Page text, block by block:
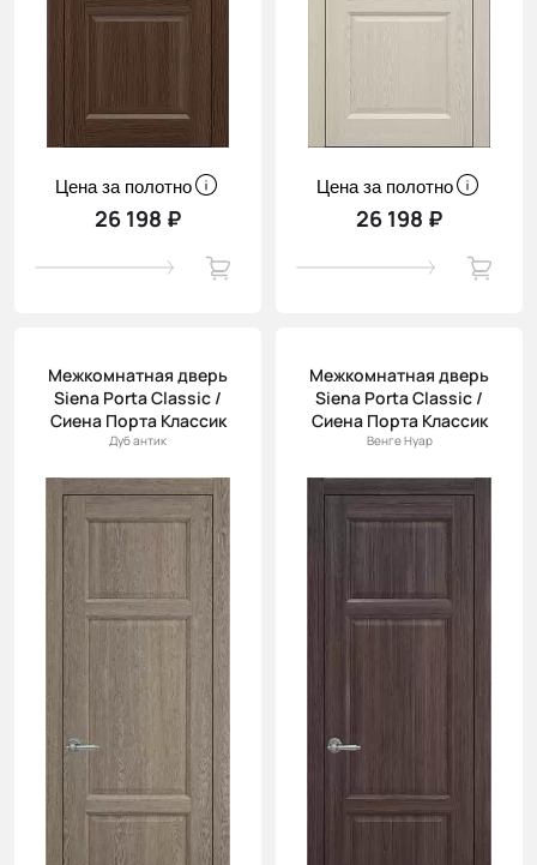
Цена за полотно
26 198 ₽
Цена за полотно
26 198 ₽
Межкомнатная дверь
Siena Porta Classic /
Сиена Порта Классик
Дуб антик
Межкомнатная дверь
Siena Porta Classic /
Сиена Порта Классик
Венге Нуар